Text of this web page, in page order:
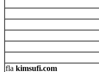
kimsufi.com